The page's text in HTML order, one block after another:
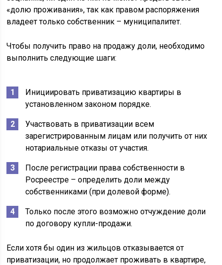
«долю проживания», так как правом распоряжения
владеет только собственник – муниципалитет.
Чтобы получить право на продажу доли, необходимо
выполнить следующие шаги:
Инициировать приватизацию квартиры в
установленном законом порядке.
Участвовать в приватизации всем
зарегистрированным лицам или получить от них
нотариальные отказы от участия.
После регистрации права собственности в
Росреестре – определить доли между
собственниками (при долевой форме).
Только после этого возможно отчуждение доли
по договору купли-продажи.
Если хотя бы один из жильцов отказывается от
приватизации, но продолжает проживать в квартире,